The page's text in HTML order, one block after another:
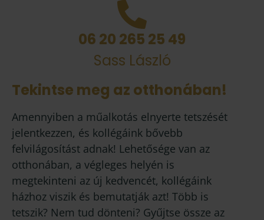
06 20 265 25 49
Sass László
Tekintse meg az otthonában!
Amennyiben a műalkotás elnyerte tetszését
jelentkezzen, és kollégáink bővebb
felvilágosítást adnak! Lehetősége van az
otthonában, a végleges helyén is
megtekinteni az új kedvencét, kollégáink
házhoz viszik és bemutatják azt! Több is
tetszik? Nem tud dönteni? Gyűjtse össze az